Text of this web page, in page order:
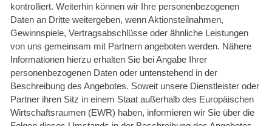
kontrolliert. Weiterhin können wir Ihre personenbezogenen
Daten an Dritte weitergeben, wenn Aktionsteilnahmen,
Gewinnspiele, Vertragsabschlüsse oder ähnliche Leistungen
von uns gemeinsam mit Partnern angeboten werden. Nähere
Informationen hierzu erhalten Sie bei Angabe Ihrer
personenbezogenen Daten oder untenstehend in der
Beschreibung des Angebotes. Soweit unsere Dienstleister oder
Partner ihren Sitz in einem Staat außerhalb des Europäischen
Wirtschaftsraumen (EWR) haben, informieren wir Sie über die